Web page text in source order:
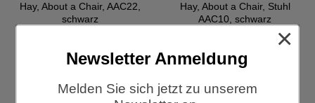
Hay, About a Chair, AAC22,
schwarz
Hay, About a Chair, Stuhl
AAC10, schwarz
Newsletter Anmeldung
Melden Sie sich jetzt zu unserem
×